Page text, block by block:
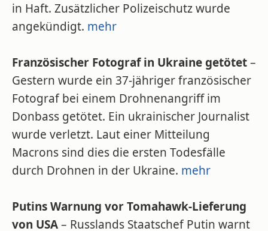
in Haft. Zusätzlicher Polizeischutz wurde
angekündigt. mehr
Französischer Fotograf in Ukraine getötet–
Gestern wurde ein 37-jähriger französischer
Fotograf bei einem Drohnenangriff im
Donbass getötet. Ein ukrainischer Journalist
wurde verletzt. Laut einer Mitteilung
Macrons sind dies die ersten Todesfälle
durch Drohnen in der Ukraine. mehr
Putins Warnung vor Tomahawk-Lieferung
von USA– Russlands Staatschef Putin warnt